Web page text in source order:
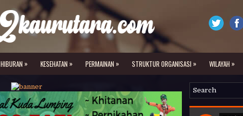
HIBURAN » KESEHATAN » PERMAINAN » STRUKTUR ORGANISASI » WILAYAH »